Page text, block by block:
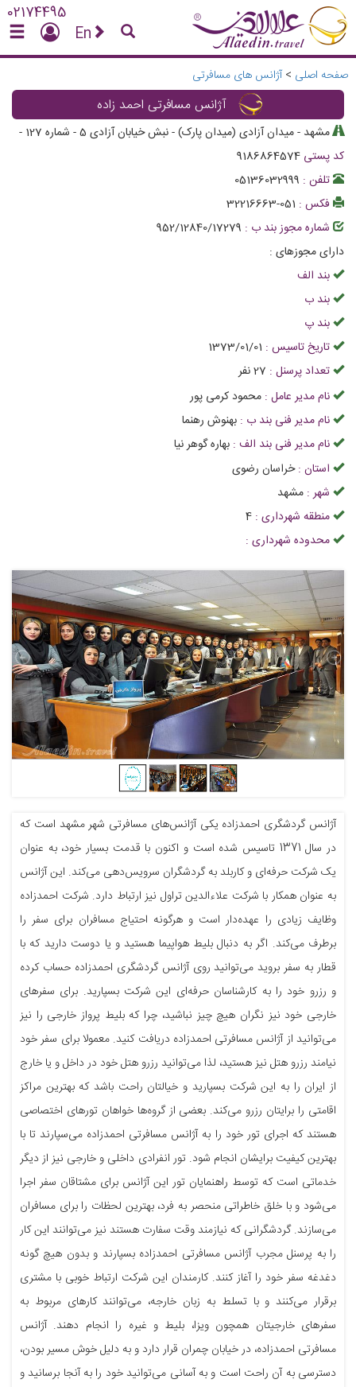
02174495
En
صفحه اصلی > آژانس های مسافرتی
آژانس مسافرتی احمد زاده
مشهد - میدان آزادی (میدان پارک) - نبش خیابان آزادی 5 - شماره 127
-
کد پستی 9186864574
تلفن : 05136032999
فکس : 051-32216663
شماره مجوز بند ب : 952/12840/17279
دارای مجوزهای :
بند الف
بند ب
بند پ
تاریخ تاسیس : 1373/01/01
تعداد پرسنل : 27نفر
نام مدیر عامل : محمود کرمی پور
نام مدیر فنی بند ب : بهنوش رهنما
نام مدیر فنی بند الف : بهاره گوهر نیا
استان : خراسان رضوی
شهر : مشهد
منطقه شهرداری : 4
محدوده شهرداری :
آژانس گردشگری احمدزاده یکی آژانس‌های مسافرتی شهر مشهد است که
در سال 1371 تاسیس شده است و اکنون با قدمت بسیار خود، به عنوان
یک شرکت حرفه‌ای و کاربلد به گردشگران سرویس‎‌دهی‌ می‌کند. این آژانس
به عنوان همکار با شرکت علاءالدین تراول نیز ارتباط دارد. شرکت احمدزاده
وظایف زیادی را عهده‌دار است و هرگونه احتیاج مسافران برای سفر را
برطرف می‌کند. اگر به دنبال بلیط هواپیما هستید و یا دوست دارید که با
قطار به سفر بروید می‌توانید روی آژانس گردشگری احمدزاده حساب کرده
و رزرو خود را به کارشناسان حرفه‌ای این شرکت بسپارید. برای سفرهای
خارجی خود نیز نگران هیچ چیز نباشید، چرا که بلیط پرواز خارجی را نیز
می‌توانید از آژانس مسافرتی احمدزاده دریافت کنید. معمولا برای سفر خود
نیامند رزرو هتل نیز هستید، لذا می‌توانید رزرو هتل خود در داخل و یا خارج
از ایران را به این شرکت بسپارید و خیالتان راحت باشد که بهترین مراکز
اقامتی را برایتان رزرو می‌کند. بعضی از گروه‌ها خواهان تورهای اختصاصی
هستند که اجرای تور خود را به آژانس مسافرتی احمدزاده می‌سپارند تا با
بهترین کیفیت برایشان انجام شود. تور انفرادی داخلی و خارجی نیز از دیگر
خدماتی است که توسط راهنمایان تور این آژانس برای مشتاقان سفر اجرا
می‌شود و با خلق خاطراتی منحصر به فرد، بهترین لحظات را برای مسافران
می‌سازند. گردشگرانی که نیازمند وقت سفارت هستند نیز می‌توانند این کار
را به پرسنل مجرب آژانس مسافرتی احمدزاده بسپارند و بدون هیچ گونه
دغدغه سفر خود را آغاز کنند. کارمندان این شرکت ارتباط خوبی با مشتری
برقرار می‌کنند و با تسلط به زبان خارجه، می‌توانند کارهای مربوط به
سفرهای خارجیتان همچون ویزا، بلیط و غیره را انجام دهند. آژانس
مسافرتی احمدزاده، در خیابان چمران قرار دارد و به دلیل خوش مسیر بودن،
دسترسی به آن راحت است و به آسانی می‌توانید خود را به آنجا برسانید و